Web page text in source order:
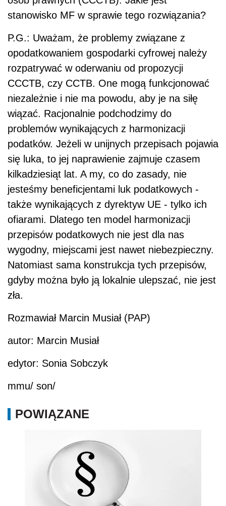
stanowisko MF w sprawie tego rozwiązania?
P.G.: Uważam, że problemy związane z
opodatkowaniem gospodarki cyfrowej należy
rozpatrywać w oderwaniu od propozycji
CCCTB, czy CCTB. One mogą funkcjonować
niezależnie i nie ma powodu, aby je na siłę
wiązać. Racjonalnie podchodzimy do
problemów wynikających z harmonizacji
podatków. Jeżeli w unijnych przepisach pojawia
się luka, to jej naprawienie zajmuje czasem
kilkadziesiąt lat. A my, co do zasady, nie
jesteśmy beneficjentami luk podatkowych -
także wynikających z dyrektyw UE - tylko ich
ofiarami. Dlatego ten model harmonizacji
przepisów podatkowych nie jest dla nas
wygodny, miejscami jest nawet niebezpieczny.
Natomiast sama konstrukcja tych przepisów,
gdyby można było ją lokalnie ulepszać, nie jest
zła.
Rozmawiał Marcin Musiał (PAP)
autor: Marcin Musiał
edytor: Sonia Sobczyk
mmu/ son/
POWIĄZANE